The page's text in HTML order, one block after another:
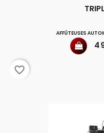
AFFÛTEUSES
4
favorite_border